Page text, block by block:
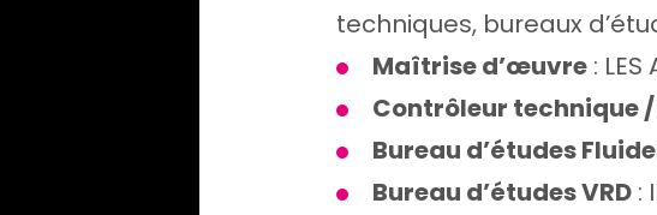
techniques, bureaux
Maîtrise d’œuvre: LES
Contrôleur technique /
Bureau d’études
Bureau d’études VRD: